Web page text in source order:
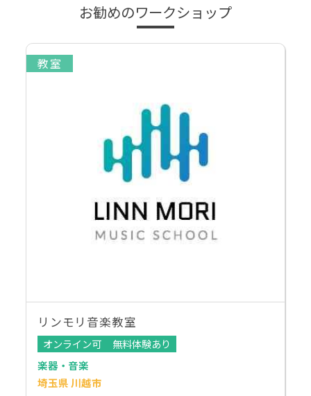
お勧めのワークショップ
教室
リンモリ音楽教室
オンライン可
無料体験あり
楽器・音楽
埼玉県 川越市